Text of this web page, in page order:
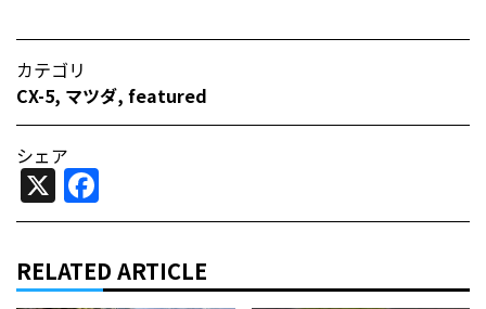
カテゴリ
CX-5, マツダ, featured
シェア
X
RELATED ARTICLE